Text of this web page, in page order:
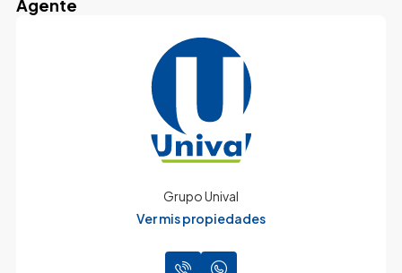
Agente
Grupo Unival
Ver mis propiedades